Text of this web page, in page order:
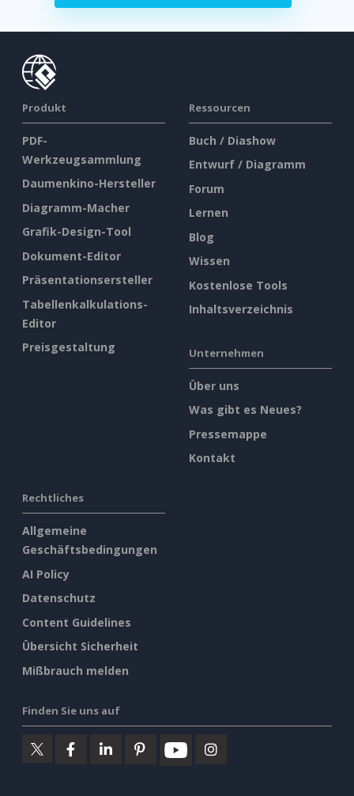
Produkt
PDF-
Werkzeugsammlung
Daumenkino-Hersteller
Diagramm-Macher
Grafik-Design-Tool
Dokument-Editor
Präsentationsersteller
Tabellenkalkulations-
Editor
Preisgestaltung
Ressourcen
Buch / Diashow
Entwurf / Diagramm
Forum
Lernen
Blog
Wissen
Kostenlose Tools
Inhaltsverzeichnis
Unternehmen
Über uns
Was gibt es Neues?
Pressemappe
Kontakt
Rechtliches
Allgemeine
Geschäftsbedingungen
AI Policy
Datenschutz
Content Guidelines
Übersicht Sicherheit
Mißbrauch melden
Finden Sie uns auf